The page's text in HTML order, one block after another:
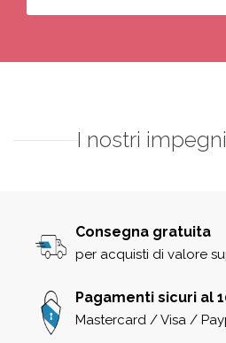
I nostri
Consegna gratuita
per acquisti di valore
Pagamenti sicuri al
Mastercard / Visa /